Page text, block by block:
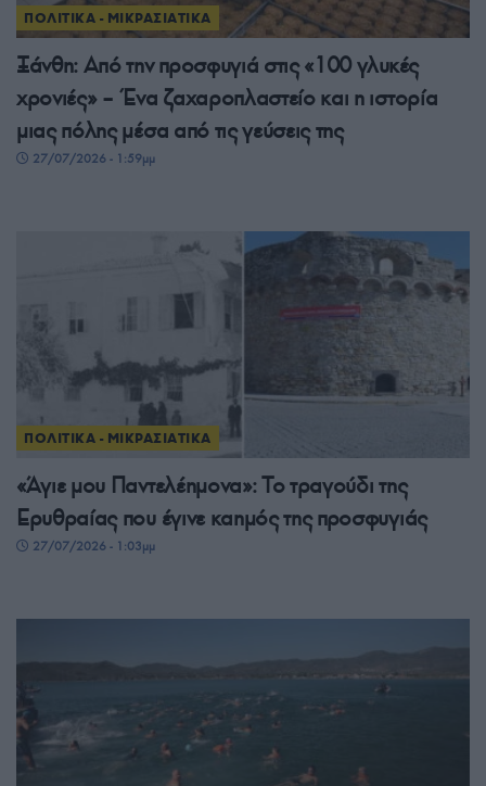
ΠΟΛΙΤΙΚΑ - ΜΙΚΡΑΣΙΑΤΙΚΑ
Ξάνθη: Από την προσφυγιά στις «100 γλυκές
χρονιές» – Ένα ζαχαροπλαστείο και η ιστορία
μιας πόλης μέσα από τις γεύσεις της
27/07/2026 - 1:59μμ
ΠΟΛΙΤΙΚΑ - ΜΙΚΡΑΣΙΑΤΙΚΑ
«Άγιε μου Παντελέημονα»: Το τραγούδι της
Ερυθραίας που έγινε καημός της προσφυγιάς
27/07/2026 - 1:03μμ